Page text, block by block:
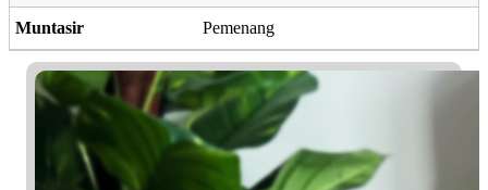
Muntasir Pemenang